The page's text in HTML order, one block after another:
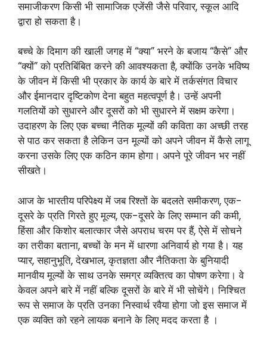
समाजीकरण किसी भी सामाजिक एजेंसी जैसे परिवार, स्कूल आदि
द्वारा हो सकता है।
बच्चे के दिमाग की खाली जगह में “क्या” भरने के बजाय “कैसे” और
“क्यों” को प्रतिबिंबित करने की आवश्यकता है, क्योंकि उनके भविष्य
के जीवन में किसी भी प्रकार के कार्य के बारे में तर्कसंगत विचार
और ईमानदार दृष्टिकोण देना बहुत महत्वपूर्ण है। उन्हें अपनी
गलतियों को सुधारने और दूसरों को भी सुधारने में सक्षम करेगा।
उदाहरण के लिए एक बच्चा नैतिक मूल्यों की कविता का अच्छी तरह
से पाठ कर सकता है लेकिन उन मूल्यों को अपने जीवन में कैसे लागू
करना उसके लिए एक कठिन काम होगा। अपने पूरे जीवन भर नहीं
सीखते।
आज के भारतीय परिपेक्ष्य में जब रिश्तों के बदलते समीकरण, एक-
दूसरे के प्रति गिरते हुए मूल्य, एक-दूसरे के लिए सम्मान की कमी,
हिंसा और किशोर बलात्कार जैसे अपराध चरम पर हैं, ऐसे में सोचने
का तरीका बताना, बच्चों के मन में धारणा अनिवार्य हो गया है। यह
प्यार, सहानुभूति, देखभाल, कृतज्ञता और नैतिकता के बुनियादी
मानवीय मूल्यों के साथ उनके समग्र व्यक्तित्व का पोषण करेगा। वे
केवल अपने बारे में नहीं बल्कि दूसरों के बारे में भी सोचेंगे। निश्चित
रूप से समाज के प्रति उनका निस्वार्थ रवैया होगा जो इस समाज में
एक व्यक्ति को रहने लायक बनाने के लिए मदद करता है ।